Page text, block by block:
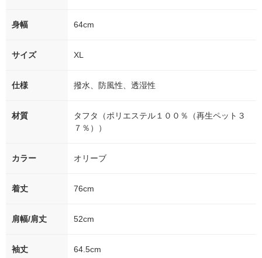
身幅 64cm
サイズ XL
仕様 撥水、防風性、透湿性
材質
タフタ（ポリエステル１００％（再生ペット３
７％））
カラー オリーブ
着丈 76cm
肩幅/肩丈 52cm
袖丈 64.5cm